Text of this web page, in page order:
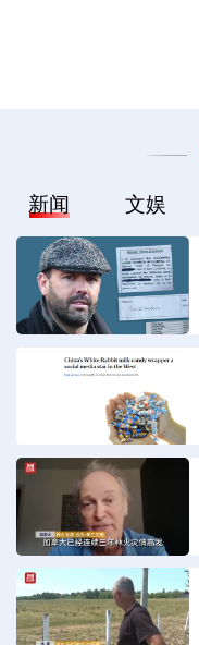
新闻 文娱